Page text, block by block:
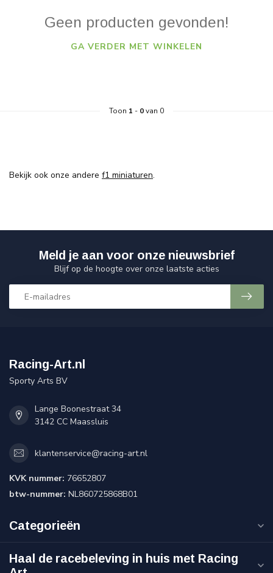
Geen producten gevonden!
GA VERDER MET WINKELEN
Toon 1 - 0van 0
Bekijk ook onze andere f1 miniaturen.
Meld je aan voor onze nieuwsbrief
Blijf op de hoogte over onze laatste acties
Racing-Art.nl
Sporty Arts BV
Lange Boonestraat 34
3142 CC Maassluis
klantenservice@racing-art.nl
KVK nummer: 76652807
btw-nummer: NL860725868B01
Categorieën
Haal de racebeleving in huis met Racing